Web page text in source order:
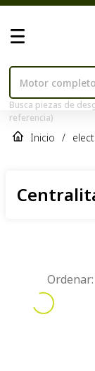
Busca piezas de
referencia)
Inicio /
Ordenar: